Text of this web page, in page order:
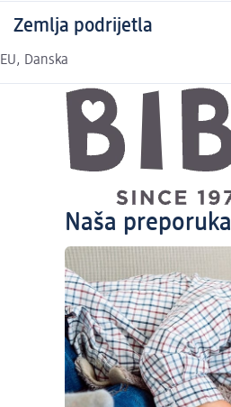
Zemlja podrijetla
EU, Danska
Naša preporuka